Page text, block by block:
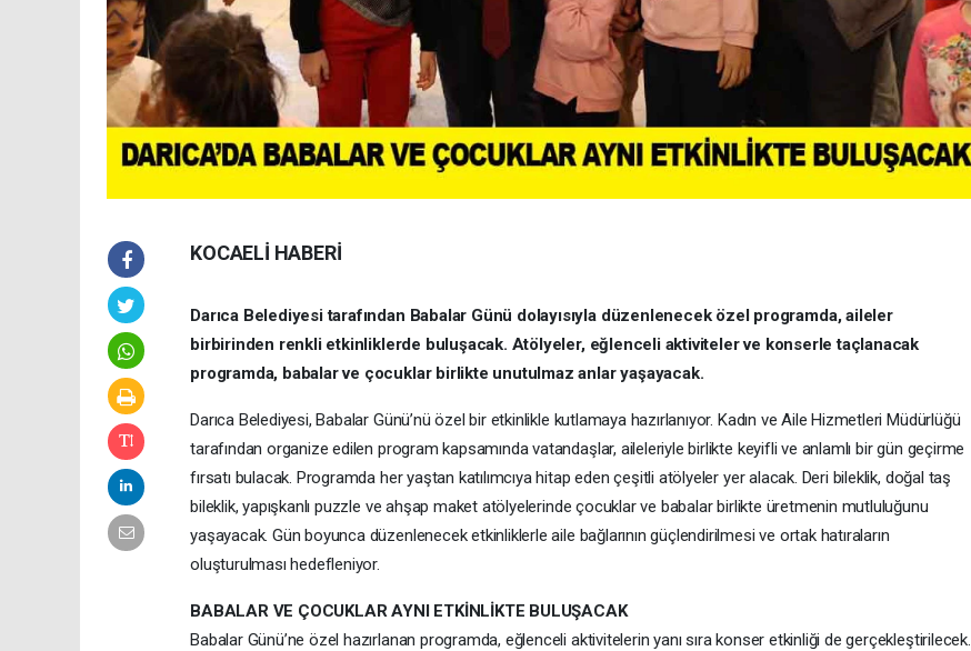
KOCAELİ HABERİ
Darıca Belediyesi tarafından Babalar Günü dolayısıyla düzenlenecek özel programda, aileler
birbirinden renkli etkinliklerde buluşacak. Atölyeler, eğlenceli aktiviteler ve konserle taçlanacak
programda, babalar ve çocuklar birlikte unutulmaz anlar yaşayacak.
Darıca Belediyesi, Babalar Günü’nü özel bir etkinlikle kutlamaya hazırlanıyor. Kadın ve Aile Hizmetleri Müdürlüğü
tarafından organize edilen program kapsamında vatandaşlar, aileleriyle birlikte keyifli ve anlamlı bir gün geçirme
fırsatı bulacak. Programda her yaştan katılımcıya hitap eden çeşitli atölyeler yer alacak. Deri bileklik, doğal taş
bileklik, yapışkanlı puzzle ve ahşap maket atölyelerinde çocuklar ve babalar birlikte üretmenin mutluluğunu
yaşayacak. Gün boyunca düzenlenecek etkinliklerle aile bağlarının güçlendirilmesi ve ortak hatıraların
oluşturulması hedefleniyor.
BABALAR VE ÇOCUKLAR AYNI ETKİNLİKTE BULUŞACAK
Babalar Günü’ne özel hazırlanan programda, eğlenceli aktivitelerin yanı sıra konser etkinliği de gerçekleştirilecek.